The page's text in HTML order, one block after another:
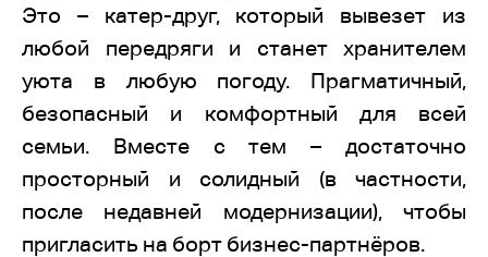
Это – катер-друг, который вывезет из
любой передряги и станет хранителем
уюта в любую погоду. Прагматичный,
безопасный и комфортный для всей
семьи. Вместе с тем – достаточно
просторный и солидный (в частности,
после недавней модернизации), чтобы
пригласить на борт бизнес-партнёров.